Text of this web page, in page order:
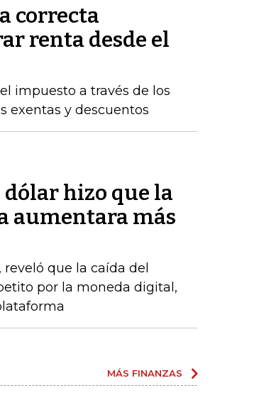
correcta
renta desde el
impuesto a través de los
exentas y descuentos
dólar hizo que la
aumentara más
que la caída del
por la moneda digital,
MÁS FINANZAS